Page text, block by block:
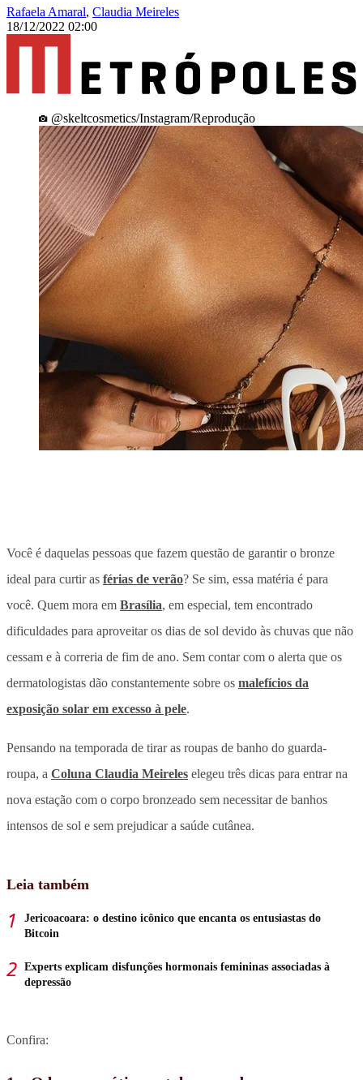
Rafaela Amaral, Claudia Meireles
18/12/2022 02:00
@skeltcosmetics/Instagram/Reprodução
Você é daquelas pessoas que fazem questão de garantir o bronze
ideal para curtir as férias de verão? Se sim, essa matéria é para
você. Quem mora em Brasília, em especial, tem encontrado
dificuldades para aproveitar os dias de sol devido às chuvas que não
cessam e à correria de fim de ano. Sem contar com o alerta que os
dermatologistas dão constantemente sobre os malefícios da
exposição solar em excesso à pele.
Pensando na temporada de tirar as roupas de banho do guarda-
roupa, a Coluna Claudia Meireles elegeu três dicas para entrar na
nova estação com o corpo bronzeado sem necessitar de banhos
intensos de sol e sem prejudicar a saúde cutânea.
Leia também
Jericoacoara: o destino icônico que encanta os entusiastas do
Bitcoin
Experts explicam disfunções hormonais femininas associadas à
depressão
Confira: